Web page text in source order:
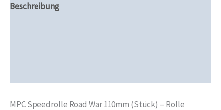
Beschreibung
MPC Speedrolle Road War 110mm (Stück) – Rolle